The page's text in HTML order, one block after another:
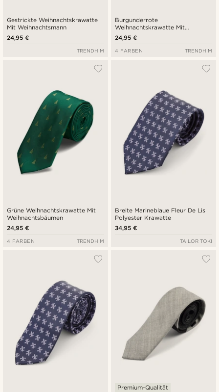
Gestrickte Weihnachtskrawatte
Mit Weihnachtsmann
24,95 €
TRENDHIM
Burgunderrote
Weihnachtskrawatte Mit
Lichterkette
24,95 €
4 FARBEN TRENDHIM
Grüne Weihnachtskrawatte Mit
Weihnachtsbäumen
24,95 €
4 FARBEN TRENDHIM
Breite Marineblaue Fleur De Lis
Polyester Krawatte
34,95 €
TAILOR TOKI
Premium-Qualität